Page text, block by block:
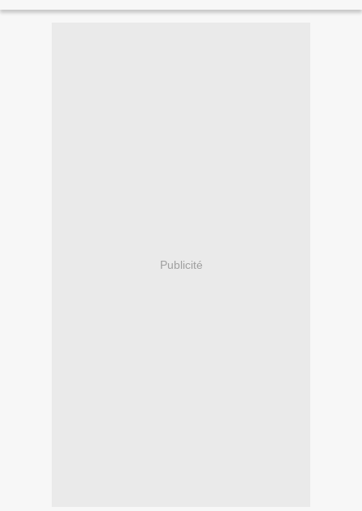
Publicité